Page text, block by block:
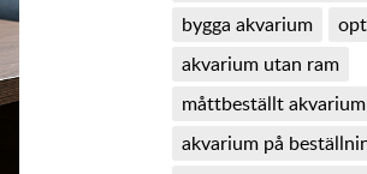
bygga akvarium
akvarium utan ram
måttbeställt akvarium
akvarium på